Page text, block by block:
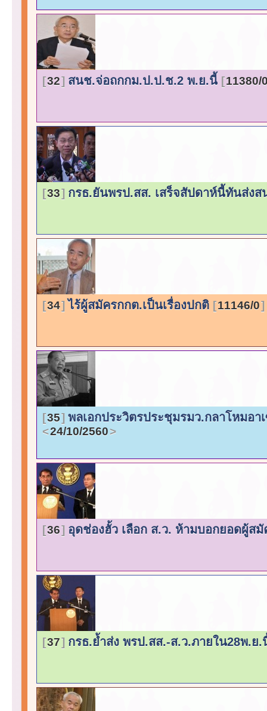
32 สนช.จ่อถกกม.ป.ป.ช.2 พ.ย.นี้ 11380/
33 กรธ.ยันพรป.สส. เสร็จสัปดาห์นี้ทันส่ง
34 ไร้ผู้สมัครกกต.เป็นเรื่องปกติ 11146/0
35 พลเอกประวิตรประชุมรมว.กลาโหมอ
24/10/2560
36 อุดช่องฮั้ว เลือก ส.ว. ห้ามบอกยอดผู้ส
37 กรธ.ย้ำส่ง พรป.สส.-ส.ว.ภายใน28พ.ย